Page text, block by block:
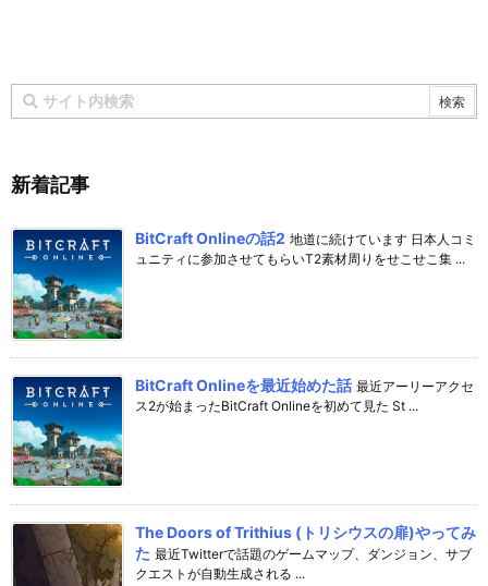
新着記事
BitCraft Onlineの話2 地道に続けています 日本人コミ
ュニティに参加させてもらいT2素材周りをせこせこ集 ...
BitCraft Onlineを最近始めた話 最近アーリーアクセ
ス2が始まったBitCraft Onlineを初めて見た St ...
The Doors of Trithius (トリシウスの扉)やってみ
た 最近Twitterで話題のゲームマップ、ダンジョン、サブ
クエストが自動生成される ...